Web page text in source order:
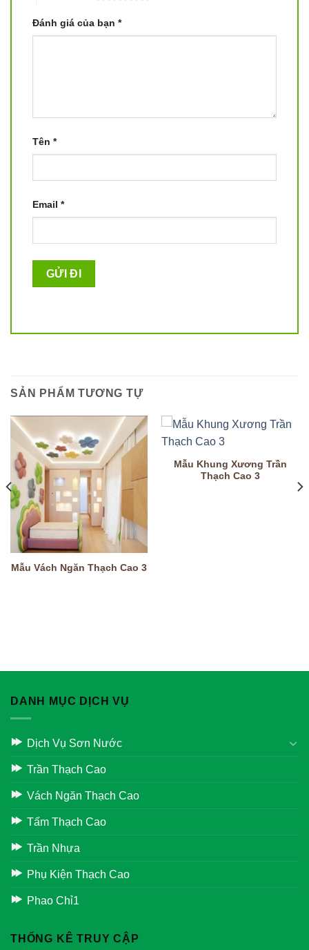
Đánh giá của bạn *
Tên *
Email *
SẢN PHẨM TƯƠNG TỰ
Mẫu Vách Ngăn Thạch Cao 3
Mẫu Khung Xương Trần
Thạch Cao 3
DANH MỤC DỊCH VỤ
Dịch Vụ Sơn Nước
Trần Thạch Cao
Vách Ngăn Thạch Cao
Tấm Thạch Cao
Trần Nhựa
Phụ Kiện Thạch Cao
Phao Chỉ1
THỐNG KÊ TRUY CẬP